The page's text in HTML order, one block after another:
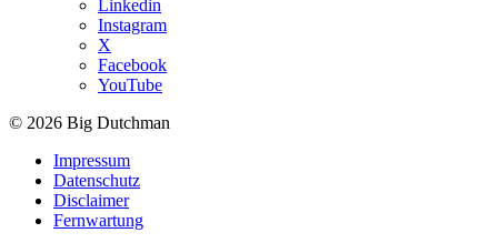
Linkedin
Instagram
X
Facebook
YouTube
© 2026 Big Dutchman
Impressum
Datenschutz
Disclaimer
Fernwartung